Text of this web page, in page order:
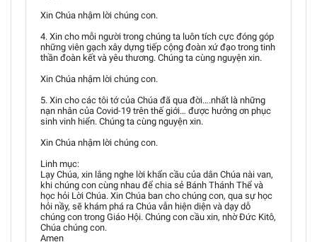
Xin Chúa nhậm lời chúng con.
4. Xin cho mỗi người trong chúng ta luôn tích cực đóng góp
những viên gạch xây dựng tiếp cộng đoàn xứ đạo trong tinh
thần đoàn kết và yêu thương. Chúng ta cùng nguyện xin.
Xin Chúa nhậm lời chúng con.
5. Xin cho các tôi tớ của Chúa đã qua đời….nhất là những
nạn nhân của Covid-19 trên thế giới… được hưởng ơn phục
sinh vinh hiển. Chúng ta cùng nguyện xin.
Xin Chúa nhậm lời chúng con.
Linh mục:
Lạy Chúa, xin lắng nghe lời khẩn cầu của dân Chúa nài van,
khi chúng con cùng nhau để chia sẻ Bánh Thánh Thể và
học hỏi Lời Chúa. Xin Chúa ban cho chúng con, qua sự học
hỏi nầy, sẽ khám phá ra Chúa vẫn hiện diện và dạy dỗ
chúng con trong Giáo Hội. Chúng con cầu xin, nhờ Đức Kitô,
Chúa chúng con.
Amen